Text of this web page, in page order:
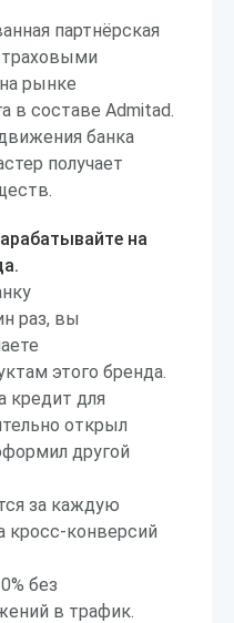
партнёрская
рынке
в составе Admitad.
банка
получает
на
раз, вы
этого бренда.
кредит для
открыл
другой
за каждую
кросс-конверсий
без
в трафик.